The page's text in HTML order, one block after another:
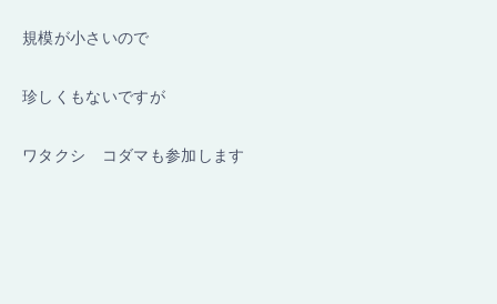
規模が小さいので
珍しくもないですが
ワタクシ コダマも参加します